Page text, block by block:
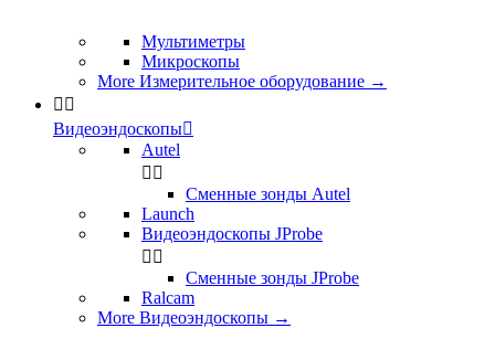
Мультиметры
Микроскопы
More Измерительное оборудование →
 
Видеоэндоскопы
Autel
 
Сменные зонды Autel
Launch
Видеоэндоскопы JProbe
 
Сменные зонды JProbe
Ralcam
More Видеоэндоскопы →